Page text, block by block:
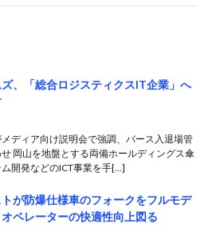
、「総合ロジスティクスIT企業」へ
ディア向け説明会で強調、バース入退場管
岡山を地盤とする両備ホールディングス傘
開発などのICT事業を手[…]
が防爆仕様車のフォークをフルモデ
ペレーターの快適性向上図る